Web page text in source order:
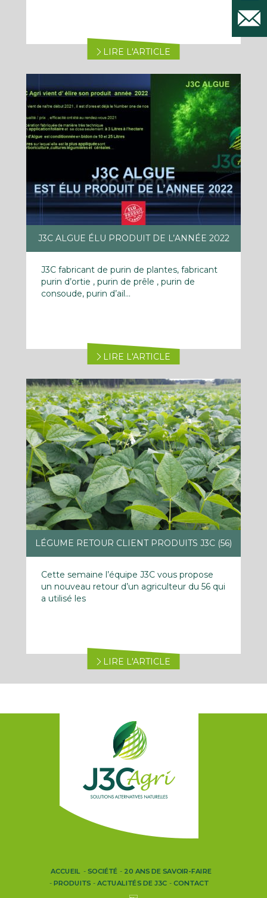
LIRE L'ARTICLE
J3C ALGUE ÉLU PRODUIT DE L’ANNÉE 2022
J3C fabricant de purin de plantes, fabricant
purin d’ortie , purin de prêle , purin de
consoude, purin d’ail...
LIRE L'ARTICLE
LÉGUME RETOUR CLIENT PRODUITS J3C (56)
Cette semaine l’équipe J3C vous propose
un nouveau retour d’un agriculteur du 56 qui
a utilisé les
LIRE L'ARTICLE
ACCUEIL SOCIÉTÉ
20 ANS DE SAVOIR-FAIRE
PRODUITS
ACTUALITÉS DE J3C CONTACT